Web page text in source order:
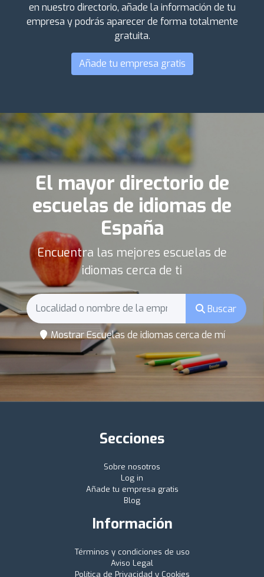
en nuestro directorio, añade la información de tu
empresa y podrás aparecer de forma totalmente
gratuita.
Añade tu empresa gratis
El mayor directorio de
escuelas de idiomas de
España
Encuentra las mejores escuelas de
idiomas cerca de ti
Buscar
Mostrar Escuelas de idiomas cerca de mí
Secciones
Sobre nosotros
Log in
Añade tu empresa gratis
Blog
Información
Términos y condiciones de uso
Aviso Legal
Política de Privacidad y Cookies